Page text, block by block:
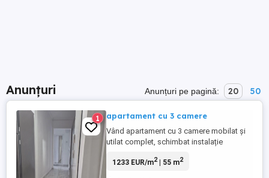
Anunțuri Anunțuri pe pagină: 20 50
1 apartament cu 3 camere
Vând apartament cu 3 camere mobilat și
utilat complet, schimbat instalație
faianță, parchet, etc.
1233 EUR/m2| 55 m2